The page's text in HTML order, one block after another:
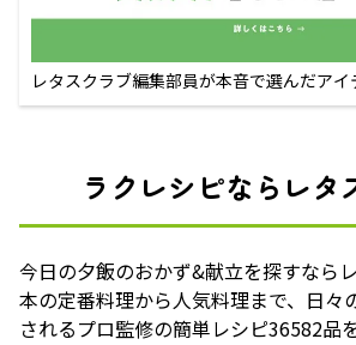
レタスクラブ編集部員が本音で選んだアイ
ラクレシピならレタ
今日の夕飯のおかず&献立を探すなら
本の定番料理から人気料理まで、日々
されるプロ監修の簡単レシピ36582品